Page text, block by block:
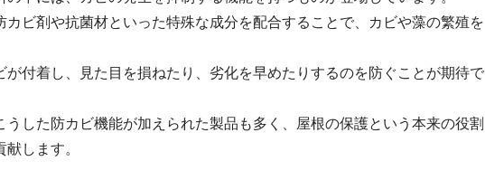
カビ剤や抗菌材といった特殊な成分を配合することで、カビや藻の繁殖を
が付着し、見た目を損ねたり、劣化を早めたりするのを防ぐことが期待で
した防カビ機能が加えられた製品も多く、屋根の保護という本来の役割
します。